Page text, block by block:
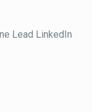
Lead LinkedIn